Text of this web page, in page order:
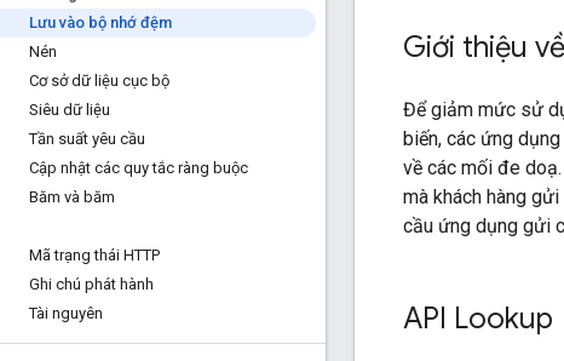
Lưu vào bộ nhớ đệm
Nén
Cơ sở dữ liệu cục bộ
Siêu dữ liệu
Tần suất yêu cầu
Cập nhật các quy tắc ràng buộc
Băm và băm
Mã trạng thái HTTP
Ghi chú phát hành
Tài nguyên
Giới thiệu
Để giảm mức sử
biến, các ứng
về các mối đe
mà khách hàng
cầu ứng dụng gửi
API Lookup